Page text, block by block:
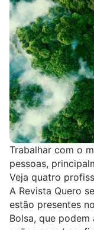
Trabalhar com o
pessoas,
Veja quatro
A Revista Quero
estão presentes no
Bolsa, que